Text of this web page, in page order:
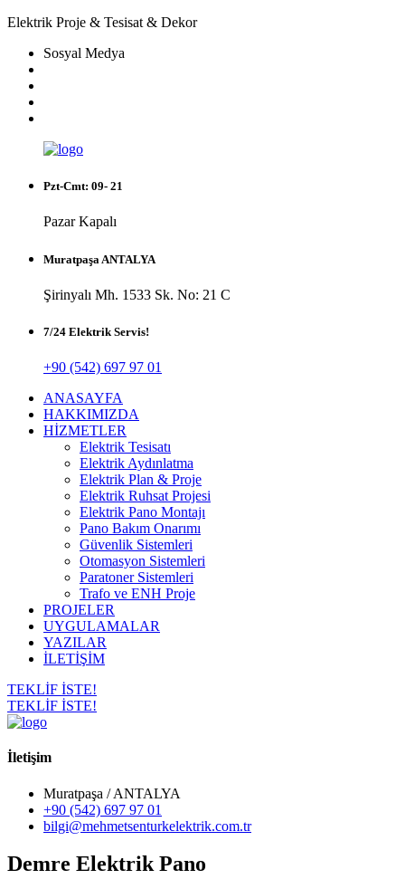
Elektrik Proje & Tesisat & Dekor
Sosyal Medya
Pzt-Cmt: 09- 21
Pazar Kapalı
Muratpaşa ANTALYA
Şirinyalı Mh. 1533 Sk. No: 21 C
7/24 Elektrik Servis!
+90 (542) 697 97 01
ANASAYFA
HAKKIMIZDA
HİZMETLER
Elektrik Tesisatı
Elektrik Aydınlatma
Elektrik Plan & Proje
Elektrik Ruhsat Projesi
Elektrik Pano Montajı
Pano Bakım Onarımı
Güvenlik Sistemleri
Otomasyon Sistemleri
Paratoner Sistemleri
Trafo ve ENH Proje
PROJELER
UYGULAMALAR
YAZILAR
İLETİŞİM
TEKLİF İSTE!
TEKLİF İSTE!
İletişim
Muratpaşa / ANTALYA
+90 (542) 697 97 01
bilgi@mehmetsenturkelektrik.com.tr
Demre Elektrik Pano